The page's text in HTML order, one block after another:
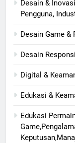
Desain &
Pengguna,
Desain Game
Desain
Digital &
Edukasi &
Edukasi